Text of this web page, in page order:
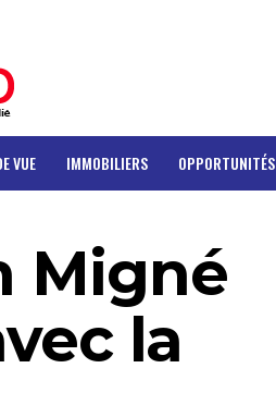
VUE IMMOBILIERS OPPORTUNITÉS
Migné
la